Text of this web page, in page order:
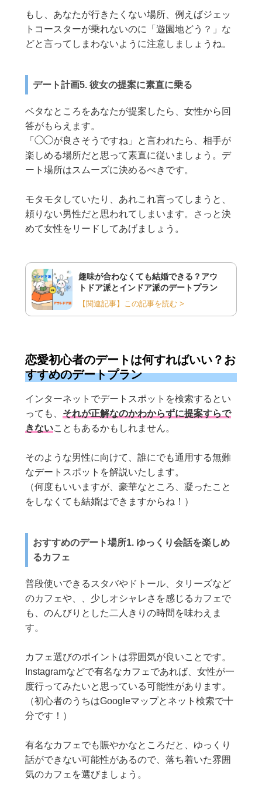
もし、あなたが行きたくない場所、例えばジェッ
トコースターが乗れないのに「遊園地どう？」な
どと言ってしまわないように注意しましょうね。
デート計画5. 彼女の提案に素直に乗る
ベタなところをあなたが提案したら、女性から回
答がもらえます。
「◯◯が良さそうですね」と言われたら、相手が
楽しめる場所だと思って素直に従いましょう。デ
ート場所はスムーズに決めるべきです。
モタモタしていたり、あれこれ言ってしまうと、
頼りない男性だと思われてしまいます。さっと決
めて女性をリードしてあげましょう。
趣味が合わなくても結婚できる？アウ
トドア派とインドア派のデートプラン
【関連記事】この記事を読む >
恋愛初心者のデートは何すればいい？お
すすめのデートプラン
インターネットでデートスポットを検索するとい
っても、 それが正解なのかわからずに提案すらで
きないこともあるかもしれません。
そのような男性に向けて、誰にでも通用する無難
なデートスポットを解説いたします。
（何度もいいますが、豪華なところ、凝ったこと
をしなくても結婚はできますからね！）
おすすめのデート場所1. ゆっくり会話を楽しめ
るカフェ
普段使いできるスタバやドトール、タリーズなど
のカフェや、、少しオシャレさを感じるカフェで
も、のんびりとした二人きりの時間を味わえま
す。
カフェ選びのポイントは雰囲気が良いことです。
Instagramなどで有名なカフェであれば、女性が一
度行ってみたいと思っている可能性があります。
（初心者のうちはGoogleマップとネット検索で十
分です！）
有名なカフェでも賑やかなところだと、ゆっくり
話ができない可能性があるので、落ち着いた雰囲
気のカフェを選びましょう。